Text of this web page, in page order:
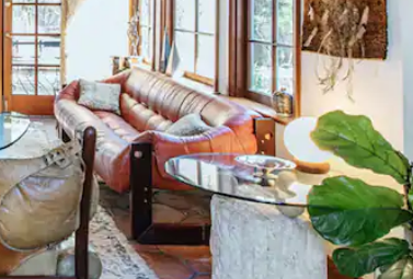
pour les parcourir ou en appuyant et en faisant glisser.